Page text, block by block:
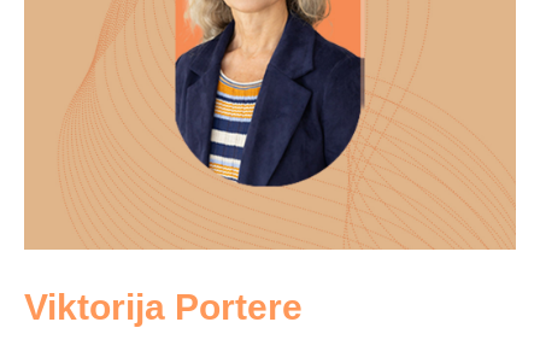
Viktorija Portere